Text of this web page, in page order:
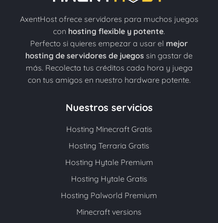
AxentHost ofrece servidores para muchos juegos
con hosting flexible y potente.
Perfecto si quieres empezar a usar el mejor
hosting de servidores de juegos sin gastar de
más. Recolecta tus créditos cada hora y juega
con tus amigos en nuestro hardware potente.
Nuestros servicios
Hosting Minecraft Gratis
Hosting Terraria Gratis
Hosting Hytale Premium
Hosting Hytale Gratis
Hosting Palworld Premium
Minecraft versions